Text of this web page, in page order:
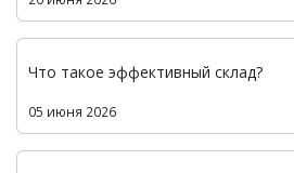
Что такое эффективный склад?
05 июня 2026